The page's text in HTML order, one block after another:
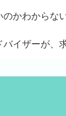
のかわから
イザーが、